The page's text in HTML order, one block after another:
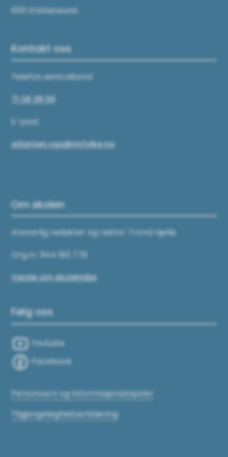
6511 Kristiansund
Kontakt oss
Telefon sentralbord:
71 28 38 00
E-post:
atlanten.vgs@mrfylke.no
Om skolen
Ansvarlig redaktør og rektor: Trond Hjelle
Org.nr: 944 183 779
Varsle om skolemiljø
Følg oss
Youtube
Facebook
Personvern og Informasjonskapsler
Tilgjengelegheitserklæring